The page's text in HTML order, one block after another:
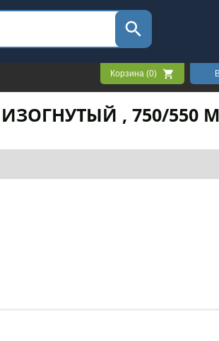
Корзина (0)
ИЗОГНУТЫЙ , 750/550